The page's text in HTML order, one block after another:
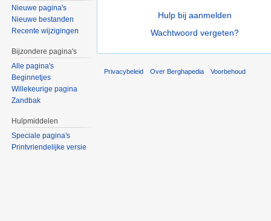
Hulp bij aanmelden
Wachtwoord vergeten?
Nieuwe pagina's
Nieuwe bestanden
Recente wijzigingen
Bijzondere pagina's
Alle pagina's
Beginnetjes
Willekeurige pagina
Zandbak
Hulpmiddelen
Speciale pagina's
Printvriendelijke versie
Privacybeleid Over Berghapedia Voorbehoud